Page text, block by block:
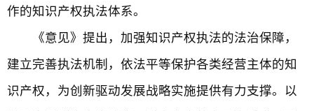
作的知识产权执法体系。
《意见》提出，加强知识产权执法的法治保障，
建立完善执法机制，依法平等保护各类经营主体的知
识产权，为创新驱动发展战略实施提供有力支撑。以